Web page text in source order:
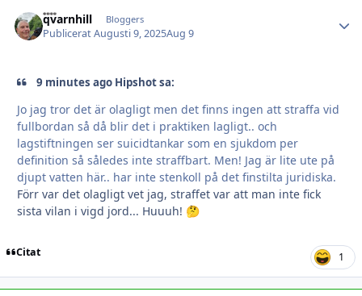
qvarnhill Bloggers
PubliceratAugusti 9, 2025Aug 9
9 minutes ago Hipshot sa:
Jo jag tror det är olagligt men det finns ingen att straffa vid
fullbordan så då blir det i praktiken lagligt.. och
lagstiftningen ser suicidtankar som en sjukdom per
definition så således inte straffbart. Men! Jag är lite ute på
djupt vatten här.. har inte stenkoll på det finstilta juridiska.
Förr var det olagligt vet jag, straffet var att man inte fick
sista vilan i vigd jord... Huuuh! 🤔
Citat 1